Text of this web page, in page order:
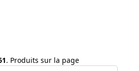
. Produits sur la page